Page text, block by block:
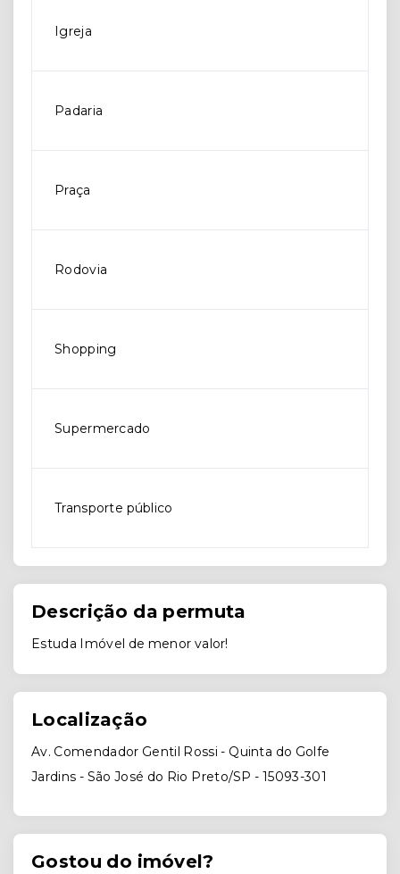
Igreja
Padaria
Praça
Rodovia
Shopping
Supermercado
Transporte público
Descrição da permuta
Estuda Imóvel de menor valor!
Localização
Av. Comendador Gentil Rossi - Quinta do Golfe
Jardins - São José do Rio Preto/SP - 15093-301
Gostou do imóvel?